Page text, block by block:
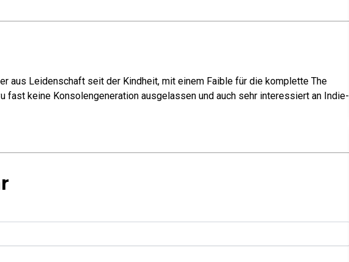
aus Leidenschaft seit der Kindheit, mit einem Faible für die komplette The
fast keine Konsolengeneration ausgelassen und auch sehr interessiert an Indie-